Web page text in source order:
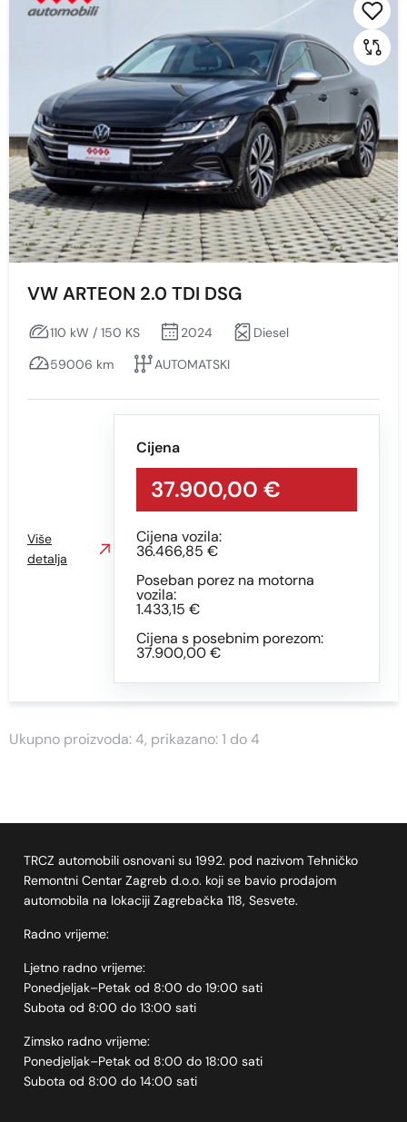
VW ARTEON 2.0 TDI DSG
110 kW / 150 KS 2024
Diesel
59006 km
AUTOMATSKI
Cijena
37.900,00 €
Cijena vozila:
36.466,85 €
Poseban porez na motorna
vozila:
1.433,15 €
Cijena s posebnim porezom:
37.900,00 €
Više
detalja
Ukupno proizvoda: 4, prikazano: 1 do 4
TRCZ automobili osnovani su 1992. pod nazivom Tehničko
Remontni Centar Zagreb d.o.o. koji se bavio prodajom
automobila na lokaciji Zagrebačka 118, Sesvete.
Radno vrijeme:
Ljetno radno vrijeme:
Ponedjeljak–Petak od 8:00 do 19:00 sati
Subota od 8:00 do 13:00 sati
Zimsko radno vrijeme:
Ponedjeljak–Petak od 8:00 do 18:00 sati
Subota od 8:00 do 14:00 sati